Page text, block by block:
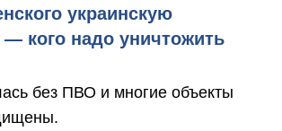
украинскую
— кого надо уничтожить
без ПВО и многие объекты